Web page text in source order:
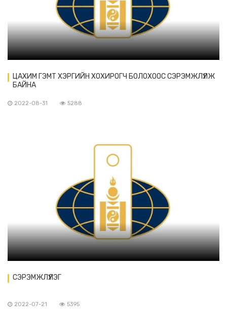
ЦАХИМ ГЭМТ ХЭРГИЙН ХОХИРОГЧ БОЛОХООС СЭРЭМЖЛҮҮЛЖ
БАЙНА
2022-08-31 5288
СЭРЭМЖЛҮҮЛЭГ
2022-07-21 5395